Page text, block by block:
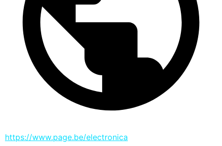
https://www.page.be/electronica